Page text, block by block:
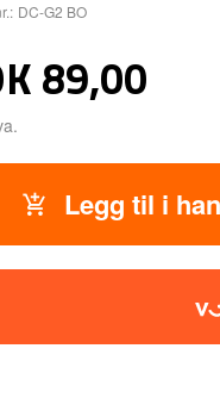
DC-G2 BO
89,00
Legg til i